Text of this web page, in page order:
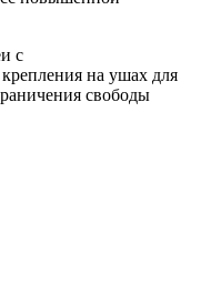
с
на ушах для
свободы